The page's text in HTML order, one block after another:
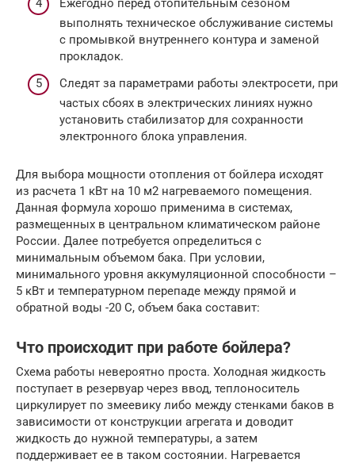
Ежегодно перед отопительным сезоном
выполнять техническое обслуживание системы
с промывкой внутреннего контура и заменой
прокладок.
Следят за параметрами работы электросети, при
частых сбоях в электрических линиях нужно
установить стабилизатор для сохранности
электронного блока управления.
Для выбора мощности отопления от бойлера исходят
из расчета 1 кВт на 10 м2 нагреваемого помещения.
Данная формула хорошо применима в системах,
размещенных в центральном климатическом районе
России. Далее потребуется определиться с
минимальным объемом бака. При условии,
минимального уровня аккумуляционной способности –
5 кВт и температурном перепаде между прямой и
обратной воды -20 С, объем бака составит:
Что происходит при работе бойлера?
Схема работы невероятно проста. Холодная жидкость
поступает в резервуар через ввод, теплоноситель
циркулирует по змеевику либо между стенками баков в
зависимости от конструкции агрегата и доводит
жидкость до нужной температуры, а затем
поддерживает ее в таком состоянии. Нагревается